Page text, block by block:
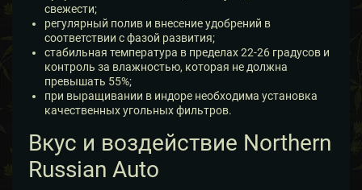
свежести;
регулярный полив и внесение удобрений в
соответствии с фазой развития;
стабильная температура в пределах 22-26 градусов и
контроль за влажностью, которая не должна
превышать 55%;
при выращивании в индоре необходима установка
качественных угольных фильтров.
Вкус и воздействие Northern
Russian Auto